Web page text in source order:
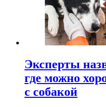
Эксперты
где можно
с собакой